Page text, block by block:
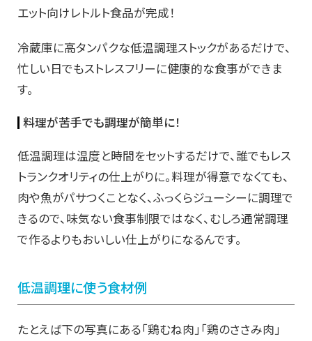
エット向けレトルト食品が完成！
冷蔵庫に高タンパクな低温調理ストックがあるだけで、
忙しい日でもストレスフリーに健康的な食事ができま
す。
料理が苦手でも調理が簡単に！
低温調理は温度と時間をセットするだけで、誰でもレス
トランクオリティの仕上がりに。料理が得意でなくても、
肉や魚がパサつくことなく、ふっくらジューシーに調理で
きるので、味気ない食事制限ではなく、むしろ通常調理
で作るよりもおいしい仕上がりになるんです。
低温調理に使う食材例
たとえば下の写真にある「鶏むね肉」「鶏のささみ肉」